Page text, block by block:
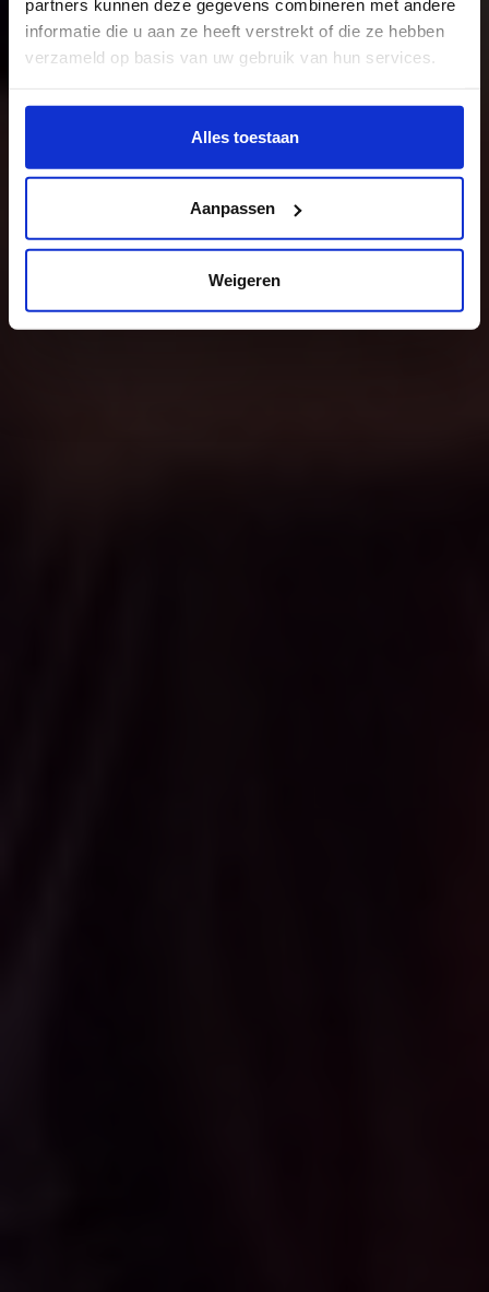
partners kunnen deze gegevens combineren met andere
informatie die u aan ze heeft verstrekt of die ze hebben
verzameld op basis van uw gebruik van hun services.
Wil je meer weten of de voorkeur aanpassen, bekijk dan
https://www.hku.nl/privacy-statement-en-
Alles toestaan
Aanpassen
Weigeren